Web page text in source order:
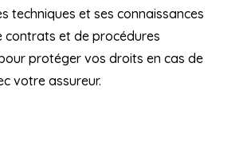
techniques et ses connaissances
contrats et de procédures
protéger vos droits en cas de
votre assureur.